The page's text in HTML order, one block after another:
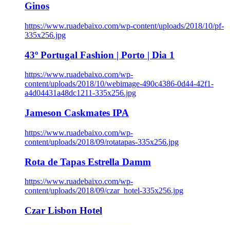
Ginos
https://www.ruadebaixo.com/wp-content/uploads/2018/10/pf-
335x256.jpg
43º Portugal Fashion | Porto | Dia 1
https://www.ruadebaixo.com/wp-
content/uploads/2018/10/webimage-490c4386-0d44-42f1-
a4d04431a48dc1211-335x256.jpg
Jameson Caskmates IPA
https://www.ruadebaixo.com/wp-
content/uploads/2018/09/rotatapas-335x256.jpg
Rota de Tapas Estrella Damm
https://www.ruadebaixo.com/wp-
content/uploads/2018/09/czar_hotel-335x256.jpg
Czar Lisbon Hotel